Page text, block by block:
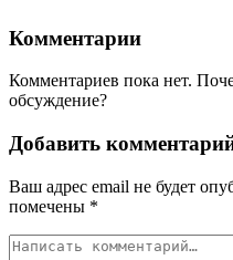
Комментарии
Комментариев пока нет.
обсуждение?
Добавить
Ваш адрес email не будет
помечены *